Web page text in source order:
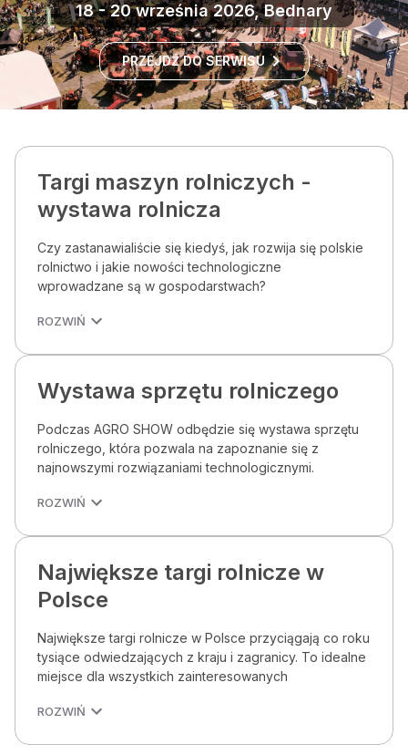
18 - 20 września 2026, Bednary
PRZEJDŹ DO SERWISU
Targi maszyn rolniczych -
wystawa rolnicza
Czy zastanawialiście się kiedyś, jak rozwija się polskie
rolnictwo i jakie nowości technologiczne
wprowadzane są w gospodarstwach?
ROZWIŃ
Wystawa sprzętu rolniczego
Podczas AGRO SHOW odbędzie się wystawa sprzętu
rolniczego, która pozwala na zapoznanie się z
najnowszymi rozwiązaniami technologicznymi.
ROZWIŃ
Największe targi rolnicze w
Polsce
Największe targi rolnicze w Polsce przyciągają co roku
tysiące odwiedzających z kraju i zagranicy. To idealne
miejsce dla wszystkich zainteresowanych
ROZWIŃ